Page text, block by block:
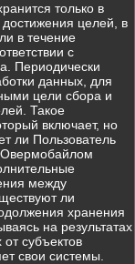
только в
целей, в
в течение
с
Периодически
данных, для
цели сбора и
Такое
включает, но
ли Пользователь
между
ли
хранения
на результатах
субъектов
свои системы.